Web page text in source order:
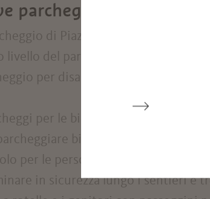
parcheggiare
di Piazza Fontana dista
livello del parcheggio ci sono posti
per disabili dietro l'edificio
per le biciclette si trovano di
biciclette ed e-scooter
per le persone non vedenti e
in sicurezza lungo i sentieri e